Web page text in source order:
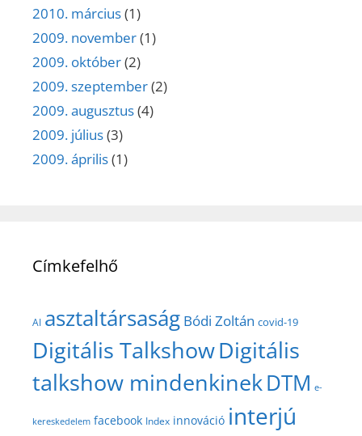
2010. március(1)
2009. november(1)
2009. október(2)
2009. szeptember(2)
2009. augusztus(4)
2009. július(3)
2009. április(1)
Címkefelhő
AI asztaltársaság Bódi Zoltán covid-19
Digitális TalkshowDigitális
talkshow mindenkinekDTM e-
kereskedelem facebook Index innováció interjú